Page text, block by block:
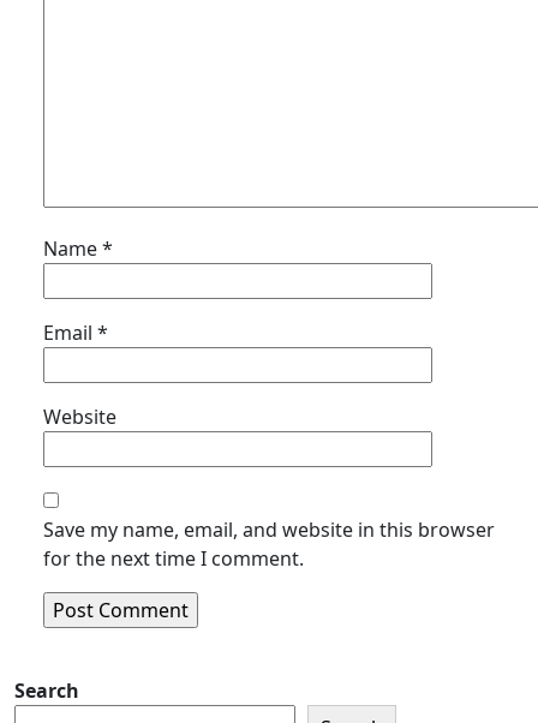
Name*
Email *
Website
Save my name, email, and website in this browser
for the next time I comment.
Search